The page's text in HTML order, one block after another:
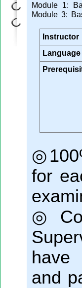
Module 1:
Module 3:
Instructor
Language
for
have
and